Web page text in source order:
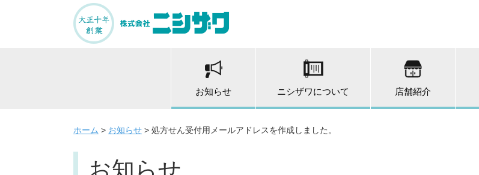
お知らせ ニシザワについて 店舗紹介
ホーム > お知らせ > 処方せん受付用メールアドレスを作成しました。
お知らせ